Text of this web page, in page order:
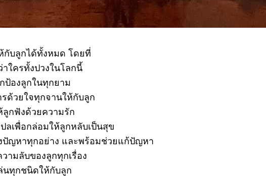
กับลูกได้ทั้งหมด โดยที่
ใครทั้งปวงในโลกนี้
ป้องลูกในทุกยาม
ด้วยใจทุกจานให้กับลูก
ลูกฟังด้วยความรัก
ลเพื่อกล่อมให้ลูกหลับเป็นสุข
ปัญหาทุกอย่าง และพร้อมช่วยแก้ปัญหา
ามลับของลูกทุกเรื่อง
นทุกชนิดให้กับลูก